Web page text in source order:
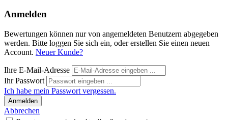
Anmelden
Bewertungen können nur von angemeldeten Benutzern abgegeben
werden. Bitte loggen Sie sich ein, oder erstellen Sie einen neuen
Account. Neuer Kunde?
Ihre E-Mail-Adresse
Ihr Passwort
Ich habe mein Passwort vergessen.
Anmelden
Abbrechen